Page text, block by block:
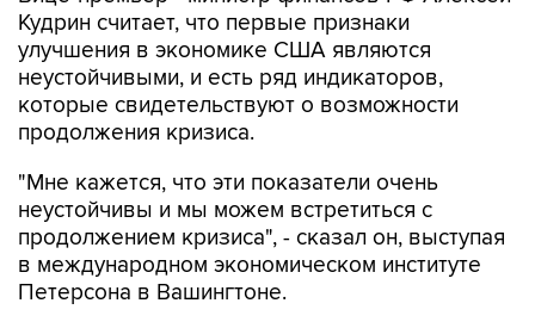
Кудрин считает, что первые признаки
улучшения в экономике США являются
неустойчивыми, и есть ряд индикаторов,
которые свидетельствуют о возможности
продолжения кризиса.
"Мне кажется, что эти показатели очень
неустойчивы и мы можем встретиться с
продолжением кризиса", - сказал он, выступая
в международном экономическом институте
Петерсона в Вашингтоне.